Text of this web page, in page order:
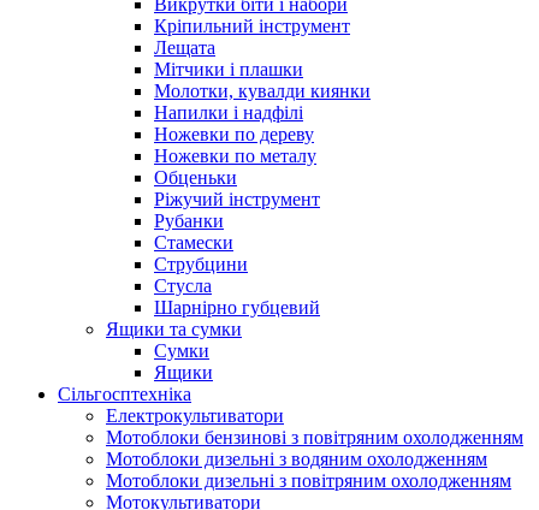
Викрутки біти і набори
Кріпильний інструмент
Лещата
Мітчики і плашки
Молотки, кувалди киянки
Напилки і надфілі
Ножевки по дереву
Ножевки по металу
Обценьки
Ріжучий інструмент
Рубанки
Стамески
Струбцини
Стусла
Шарнірно губцевий
Ящики та сумки
Сумки
Ящики
Сільгосптехніка
Електрокультиватори
Мотоблоки бензинові з повітряним охолодженням
Мотоблоки дизельні з водяним охолодженням
Мотоблоки дизельні з повітряним охолодженням
Мотокультиватори